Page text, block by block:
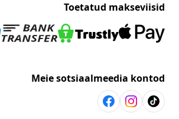
Toetatud makseviisid
Meie sotsiaalmeedia kontod